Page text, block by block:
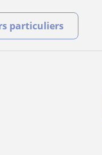
particuliers